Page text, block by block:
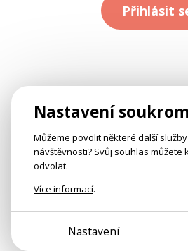
Přihlásit
Nastavení
Můžeme povolit některé další
návštěvnosti? Svůj souhlas můžete
odvolat.
Více informací.
Nastavení